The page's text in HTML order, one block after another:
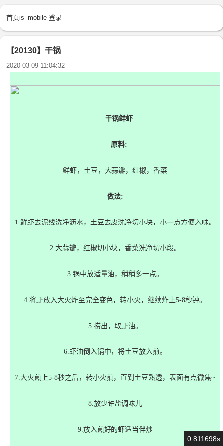
首页is_mobile 登录
【20130】干锅
2020-03-09 11:04:32
干锅鲜虾
原料:
鲜虾，土豆，大蒜瓣，红椒，香菜
做法:
1.鲜虾去泥线洗净沥水，土豆去皮洗净切小块，小一点方便入味。
2.大蒜瓣，红椒切小块，香菜洗净切小段。
3.锅中放适量油，稍稍多一点。
4.将虾放入大火炸至完全变色，转小火，继续炸上5-8秒钟。
5.捞出，取虾油。
6.虾油倒入锅中，将土豆放入煎。
7.大火煎上5-8秒之后，转小火煎，直到土豆熟透，表面有点微焦~
8.放少许盐调味儿
9.放入煎好的虾适当伴炒
0.811698s